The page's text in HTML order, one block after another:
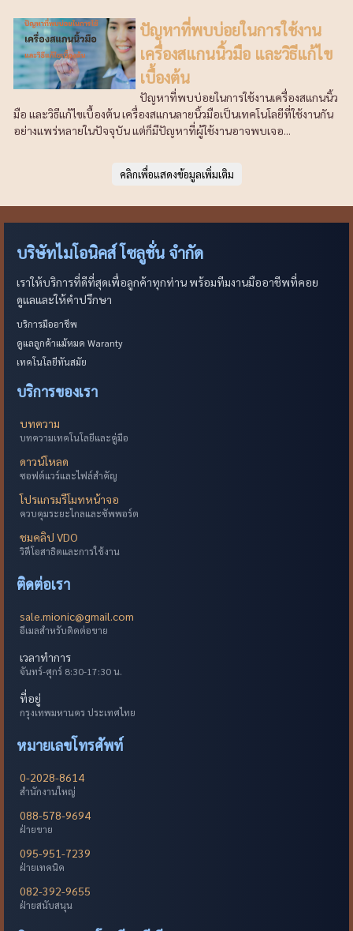
ปัญหาที่พบบ่อยในการใช้งาน
เครื่องสแกนนิ้วมือ และวิธีแก้ไข
เบื้องต้น
ปัญหาที่พบบ่อยในการใช้งานเครื่องสแกนนิ้ว
มือ และวิธีแก้ไขเบื้องต้น เครื่องสแกนลายนิ้วมือเป็นเทคโนโลยีที่ใช้งานกัน
อย่างแพร่หลายในปัจจุบัน แต่ก็มีปัญหาที่ผู้ใช้งานอาจพบเจอ...
บริษัทไมโอนิคส์ โซลูชั่น จำกัด
เราให้บริการที่ดีที่สุดเพื่อลูกค้าทุกท่าน พร้อมทีมงานมืออาชีพที่คอย
ดูแลและให้คำปรึกษา
บริการมืออาชีพ
ดูแลลูกค้าแม้หมด Waranty
เทคโนโลยีทันสมัย
บริการของเรา
บทความ
บทความเทคโนโลยีและคู่มือ
ดาวน์โหลด
ซอฟต์แวร์และไฟล์สำคัญ
โปรแกรมรีโมทหน้าจอ
ควบคุมระยะไกลและซัพพอร์ต
ชมคลิป VDO
วิดีโอสาธิตและการใช้งาน
ติดต่อเรา
sale.mionic@gmail.com
อีเมลสำหรับติดต่อขาย
เวลาทำการ
จันทร์-ศุกร์ 8:30-17:30 น.
ที่อยู่
กรุงเทพมหานคร ประเทศไทย
หมายเลขโทรศัพท์
0-2028-8614
สำนักงานใหญ่
088-578-9694
ฝ่ายขาย
095-951-7239
ฝ่ายเทคนิค
082-392-9655
ฝ่ายสนับสนุน